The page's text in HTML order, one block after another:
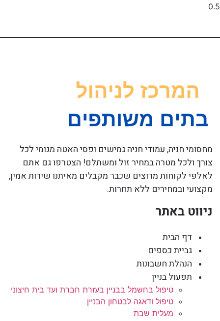
מחסומי חניה, עמודי חניה גמישים ופסי האטה מגומי לכל
צורך ולכל מטרה במחיר זול ומשתלם! הצטרפו גם אתם
לאלפי לקוחות מרוצים שכבר מקבלים מאיתנו שירות אמין,
מקצועי ובמחירים ללא תחרות.
ניווט באתר
דף הבית
גביית כספים
הנהלת חשבונות
תפעול בניין
טיפול בחשמל בבניין בעזרת חברת ועד בית חיצוני
טיפול ודאגה לבטחון הבניין
מעלית שבת